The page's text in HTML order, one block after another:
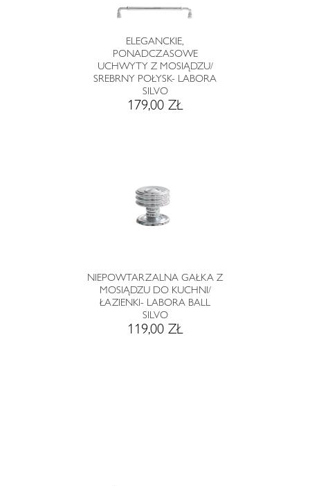
ELEGANCKIE,
PONADCZASOWE
UCHWYTY Z MOSIĄDZU/
SREBRNY POŁYSK- LABORA
SILVO
179,00 ZŁ
NIEPOWTARZALNA GAŁKA Z
MOSIĄDZU DO KUCHNI/
ŁAZIENKI- LABORA BALL
SILVO
119,00 ZŁ